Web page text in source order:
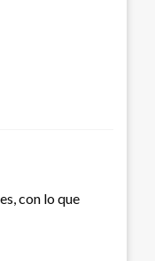
con lo que